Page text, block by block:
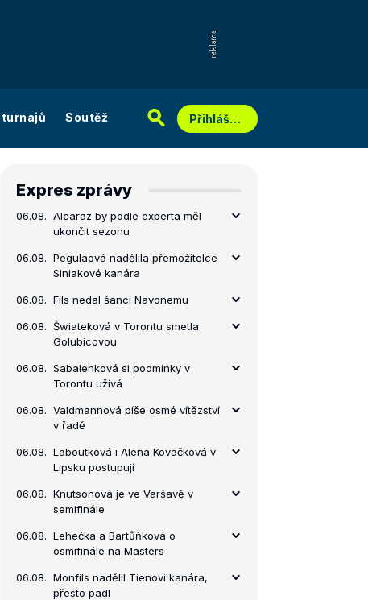
Soutěž Přihlášení
Expres zprávy
06.08. Alcaraz by podle experta měl
ukončit sezonu
06.08. Pegulaová nadělila přemožitelce
Siniakové kanára
06.08. Fils nedal šanci Navonemu
06.08. Šwiateková v Torontu smetla
Golubicovou
06.08. Sabalenková si podmínky v
Torontu užívá
06.08. Valdmannová píše osmé vítězství
v řadě
06.08. Laboutková i Alena Kovačková v
Lipsku postupují
06.08. Knutsonová je ve Varšavě v
semifinále
06.08. Lehečka a Bartůňková o
osmifinále na Masters
06.08. Monfils nadělil Tienovi kanára,
přesto padl